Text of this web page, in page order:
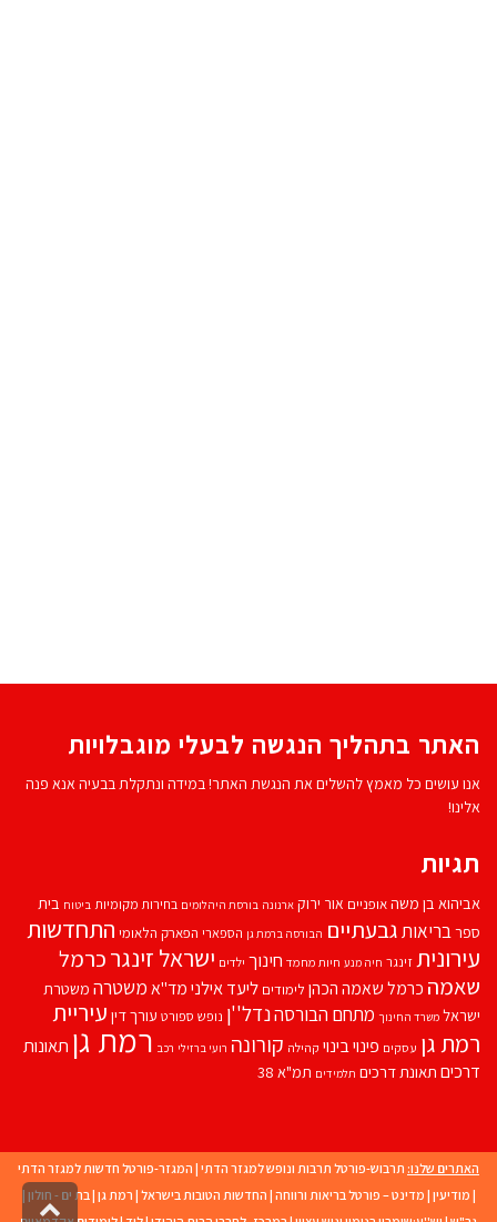
האתר בתהליך הנגשה לבעלי מוגבלויות
אנו עושים כל מאמץ להשלים את הנגשת האתר! במידה ונתקלת בבעיה אנא פנה
אלינו!
תגיות
אביהוא בן משהאופניים אור ירוק ארנונה בורסת היהלומים בחירות מקומיות ביטוח בית
ספרבריאותגבעתיים הבורסה ברמת גן הספארי הפארק הלאומי התחדשות
עירוניתזינגר חיה מנע חיות מחמד חינוך ילדים ישראל זינגרכרמל
שאמה כרמל שאמה הכהן לימודים ליעד אילנימד''אמשטרה משטרת
ישראל משרד החינוך מתחם הבורסהנדל''ן נופש ספורט עורך דין עיריית
רמת גן עסקים פינוי בינוי קהילה קורונה רועי ברזילי רכב רמת גן תאונות
דרכים תאונת דרכים תלמידים תמ"א 38
האתרים שלנו: תרבוש-פורטל תרבות ונופש למגזר הדתי | המגזר-פורטל חדשות למגזר הדתי
| מודיעין | מדינט – פורטל בריאות ורווחה | החדשות הטובות בישראל | רמת גן |בת ים - חולון |